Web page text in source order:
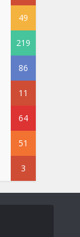
49
219
86
11
64
51
3